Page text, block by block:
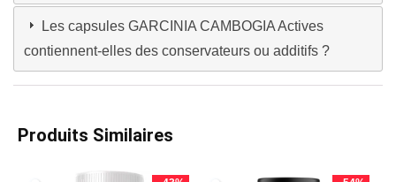
Les capsules GARCINIA CAMBOGIA Actives
contiennent-elles des conservateurs ou additifs ?
Produits Similaires